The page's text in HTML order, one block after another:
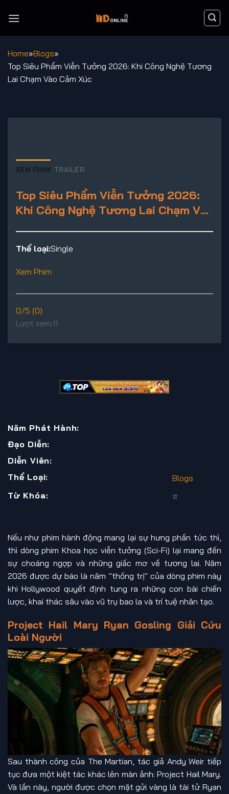
đến
Home»Blogs»
Top Siêu Phẩm Viễn Tưởng 2026: Khi Công Nghệ Tương
Lai Chạm Vào Cảm Xúc
XEM PHIM TRAILER
Top Siêu Phẩm Viễn Tưởng 2026:
Khi Công Nghệ Tương Lai Chạm Vào
Thể loại:Single
Xem Phim
0/5 (0)
Lượt xem:11
Năm Phát Hành:
Đạo Diễn:
Diễn Viên:
Thể Loại:
Blogs
Từ Khóa:
#
Nếu như phim hành động mang lại sự hưng phấn tức thì,
thì dòng phim Khoa học viễn tưởng (Sci-Fi) lại mang đến
sự choáng ngợp và những giấc mơ về tương lai. Năm
2026 được dự báo là năm "thống trị" của dòng phim này
khi Hollywood quyết định tung ra những con bài chiến
lược, khai thác sâu vào vũ trụ bao la và trí tuệ nhân tạo.
Project Hail Mary Ryan Gosling Giải Cứu
Loài Người
Sau thành công của The Martian, tác giả Andy Weir tiếp
tục đưa một kiệt tác khác lên màn ảnh: Project Hail Mary.
Và lần này, người được chọn mặt gửi vàng là tài tử Ryan